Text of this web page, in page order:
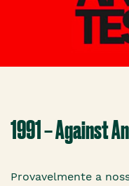
1991 – Against
Provavelmente a